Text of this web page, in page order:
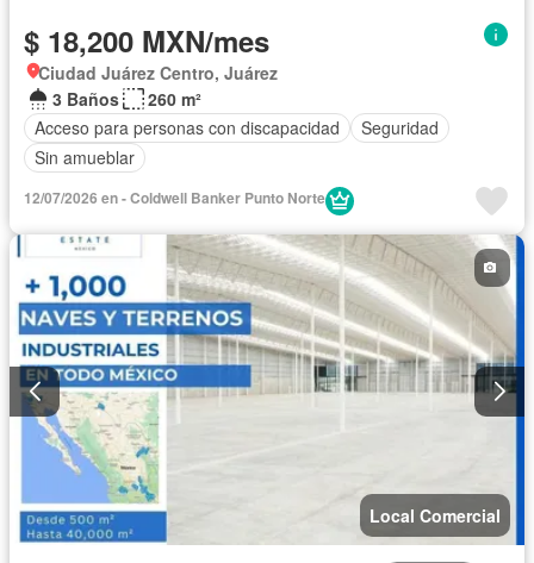
$ 18,200 MXN/mes
Ciudad Juárez Centro, Juárez
3 Baños
260 m²
Acceso para personas con discapacidad
Seguridad
Sin amueblar
12/07/2026 en - Coldwell Banker Punto Norte
Local Comercial